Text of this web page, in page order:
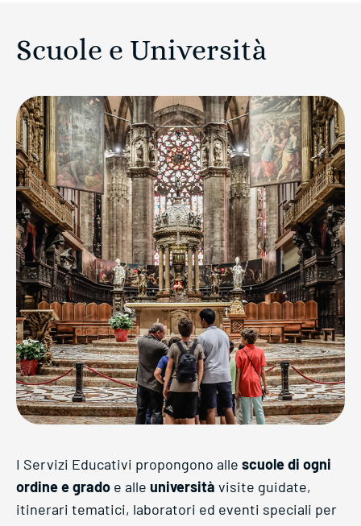
Scuole e Università
I Servizi Educativi propongono alle scuole di ogni
ordine e grado e alle università visite guidate,
itinerari tematici, laboratori ed eventi speciali per